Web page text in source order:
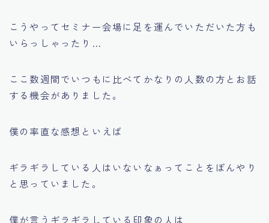
こうやってセミナー会場に足を運んでいただいた方も
いらっしゃったり…
ここ数週間でいつもに比べてかなりの人数の方とお話
する機会がありました。
僕の率直な感想といえば
ギラギラしている人はいないなぁ ってことをぼんやり
と思っていました。
僕が言うギラギラしている印象の人は